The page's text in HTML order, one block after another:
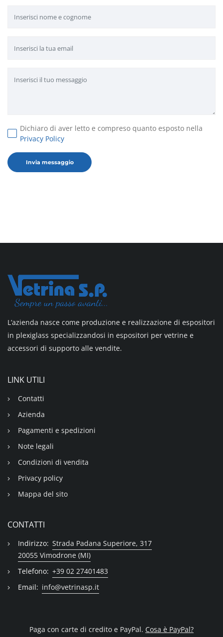
Dichiaro di aver letto e compreso quanto esposto nella
Privacy Policy
L’azienda nasce come produzione e realizzazione di espositori
in plexiglass specializzandosi in espositori per vetrine e
accessori di supporto alle vendite.
LINK UTILI
Contatti
Azienda
Pagamenti e spedizioni
Note legali
Condizioni di vendita
Privacy policy
Mappa del sito
CONTATTI
Indirizzo: Strada Padana Superiore, 317
20055 Vimodrone (MI)
Telefono: +39 02 27401483
Email: info@vetrinasp.it
Paga con carte di credito e PayPal. Cosa è PayPal?